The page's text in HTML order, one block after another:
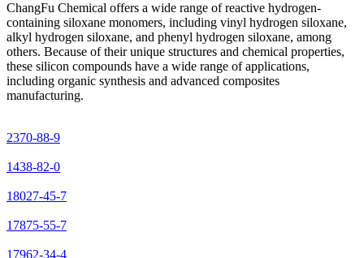
ChangFu Chemical offers a wide range of reactive hydrogen-
containing siloxane monomers, including vinyl hydrogen siloxane,
alkyl hydrogen siloxane, and phenyl hydrogen siloxane, among
others. Because of their unique structures and chemical properties,
these silicon compounds have a wide range of applications,
including organic synthesis and advanced composites
manufacturing.
2370-88-9
1438-82-0
18027-45-7
17875-55-7
17962-34-4